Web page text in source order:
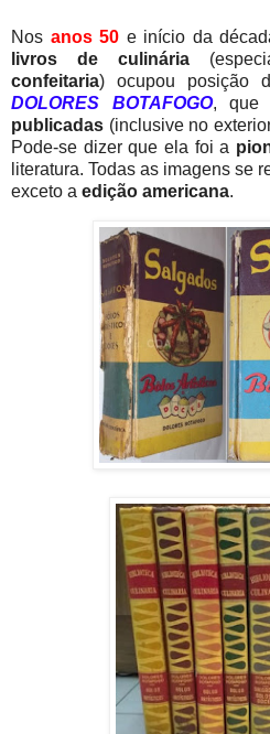
Nos anos 50 e início da
livros de culinária
confeitaria) ocupou posição
DOLORES BOTAFOGO, que
publicadas (inclusive no
Pode-se dizer que ela foi a
literatura. Todas as imagens se
exceto a edição americana.